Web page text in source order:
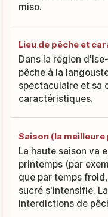
miso.
Lieu de pêche et
Dans la région
pêche à la
spectaculaire et sa
caractéristiques.
Saison (la
La haute saison va
printemps (par
que par temps
sucré s'intensifie.
interdictions de